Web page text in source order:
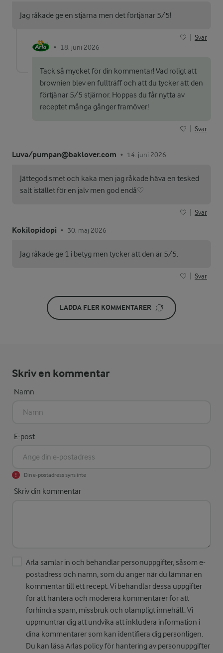
Jag råkade ge en stjärna men det förtjänar 5/5!
Svar
• 18. juni 2026
Tack så mycket för din kommentar! Vad roligt att
brownien blev en fullträff och att du tycker att den
förtjänar 5/5 stjärnor. Hoppas du får nytta av
receptet många gånger framöver!
Svar
Luva/pumpan@baklover.com • 14. juni 2026
Jättegod smet och kaka men jag råkade häva en tesked
salt istället för en jalv men god endå♡
Svar
Kokilopidopi • 30. maj 2026
Jag råkade ge 1 i betyg men tycker att den är 5/5.
Svar
LADDA FLER KOMMENTARER
Skriv en kommentar
Namn
E-post
Din e-postadress syns inte
Skriv din kommentar
Arla samlar in och behandlar personuppgifter, såsom e-
postadress och namn, som du anger när du lämnar en
kommentar till ett recept. Vi behandlar dessa uppgifter
för att hantera och moderera kommentarer för att
förhindra spam, missbruk och olämpligt innehåll. Vi
uppmuntrar dig att undvika att inkludera information i
dina kommentarer som kan identifiera dig personligen.
Du kan läsa Arlas policy för hantering av personuppgifter